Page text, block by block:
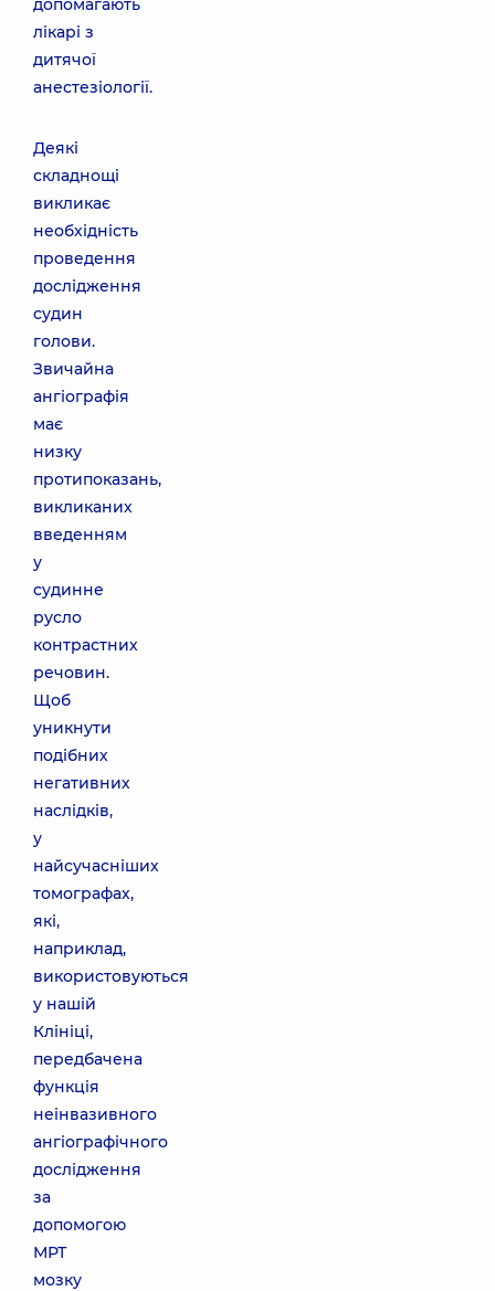
допомагають
лікарі з
дитячої
анестезіології.
Деякі
складнощі
викликає
необхідність
проведення
дослідження
судин
голови.
Звичайна
ангіографія
має
низку
протипоказань,
викликаних
введенням
у
судинне
русло
контрастних
речовин.
Щоб
уникнути
подібних
негативних
наслідків,
у
найсучасніших
томографах,
які,
наприклад,
використовуються
у нашій
Клініці,
передбачена
функція
неінвазивного
ангіографічного
дослідження
за
допомогою
МРТ
мозку